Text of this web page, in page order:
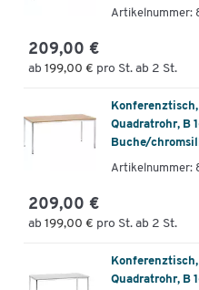
Artikelnummer:
209,00 €
ab 199,00 € pro St. ab 2 St.
Konferenztisch,
Quadratrohr, B
Buche/
Artikelnummer:
209,00 €
ab 199,00 € pro St. ab 2 St.
Konferenztisch,
Quadratrohr, B